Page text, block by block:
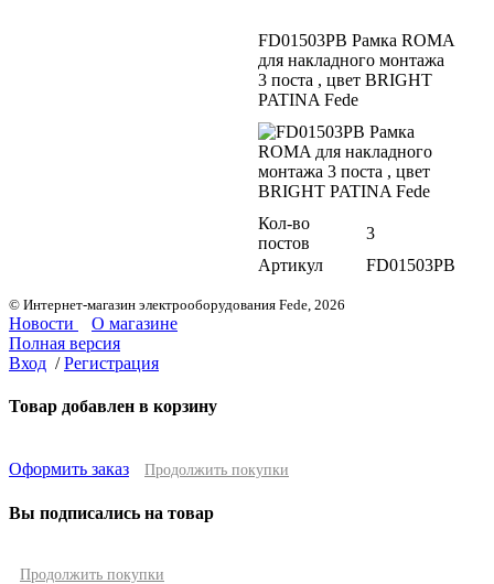
FD01503PB Рамка ROMA
для накладного монтажа
3 поста , цвет BRIGHT
PATINA Fede
Кол-во
постов
3
Артикул
FD01503PB
© Интернет-магазин электрооборудования Fede, 2026
Новости
О магазине
Полная версия
Вход / Регистрация
Товар добавлен в корзину
Оформить заказ Продолжить покупки
Вы подписались на товар
Продолжить покупки